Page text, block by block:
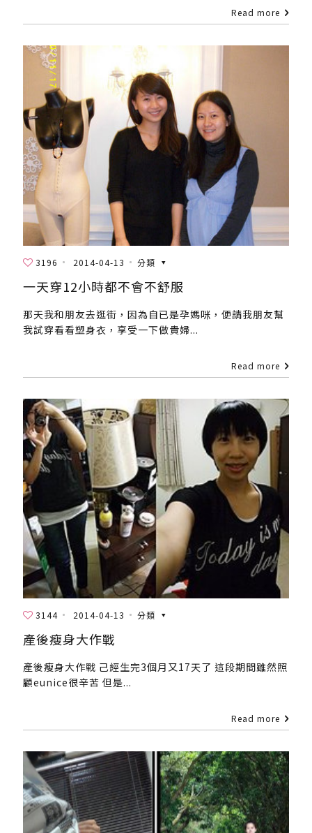
Read more
3196 2014-04-13 分類
一天穿12小時都不會不舒服
那天我和朋友去逛街，因為自已是孕媽咪，便請我朋友幫
我試穿看看塑身衣，享受一下做貴婦...
Read more
3144 2014-04-13 分類
產後瘦身大作戰
產後瘦身大作戰 己經生完3個月又17天了 這段期間雖然照
顧eunice很辛苦 但是...
Read more